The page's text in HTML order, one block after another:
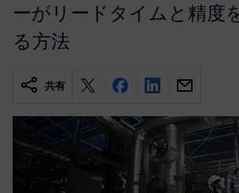
ーがリードタイムと精度
る方法
共有